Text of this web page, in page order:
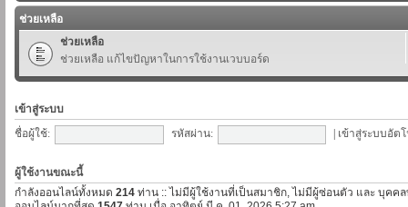
ช่วยเหลือ
ช่วยเหลือ
ช่วยเหลือ แก้ไขปัญหาในการใช้งานเวบบอร์ด
เข้าสู่ระบบ
ชื่อผู้ใช้:
รหัสผ่าน: เข้าสู่ระบบอัต
ผู้ใช้งานขณะนี้
กำลังออนไลน์ทั้งหมด 214 ท่าน :: ไม่มีผู้ใช้งานที่เป็นสมาชิก, ไม่มีผู้ซ่อนตัว และ บุคค